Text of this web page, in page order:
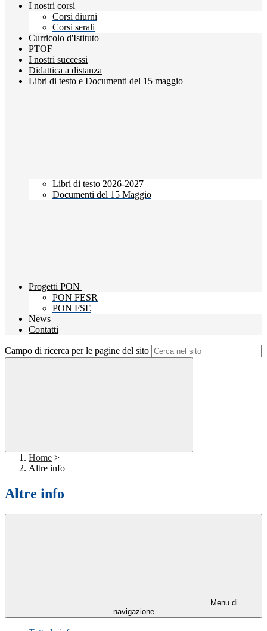
I nostri corsi
Corsi diurni
Corsi serali
Curricolo d'Istituto
PTOF
I nostri successi
Didattica a distanza
Libri di testo e Documenti del 15 maggio
Libri di testo 2026-2027
Documenti del 15 Maggio
Progetti PON
PON FESR
PON FSE
News
Contatti
Campo di ricerca per le pagine del sito
Home >
Altre info
Altre info
Menu di
navigazione